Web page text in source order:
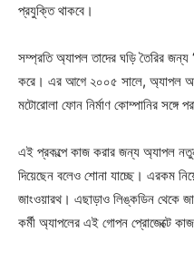
প্রযুক্তি থাকবে।
সম্প্রতি অ্যাপল তাদের ঘড়ি তৈরির জন্য
করে। এর আগে ২০০৫ সালে, অ্যাপল
মটোরোলা ফোন নির্মাণ কোম্পানির সঙ্গে
এই প্রকল্পে কাজ করার জন্য অ্যাপল
দিয়েছেন বলেও শোনা যাচ্ছে। এরকম
জাংওয়ারথ। এছাড়াও লিঙ্কডিন থেকে
কর্মী অ্যাপলের এই গোপন প্রোজেক্টে